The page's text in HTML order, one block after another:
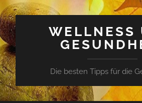
WELLNESS
Die besten Tipps für die